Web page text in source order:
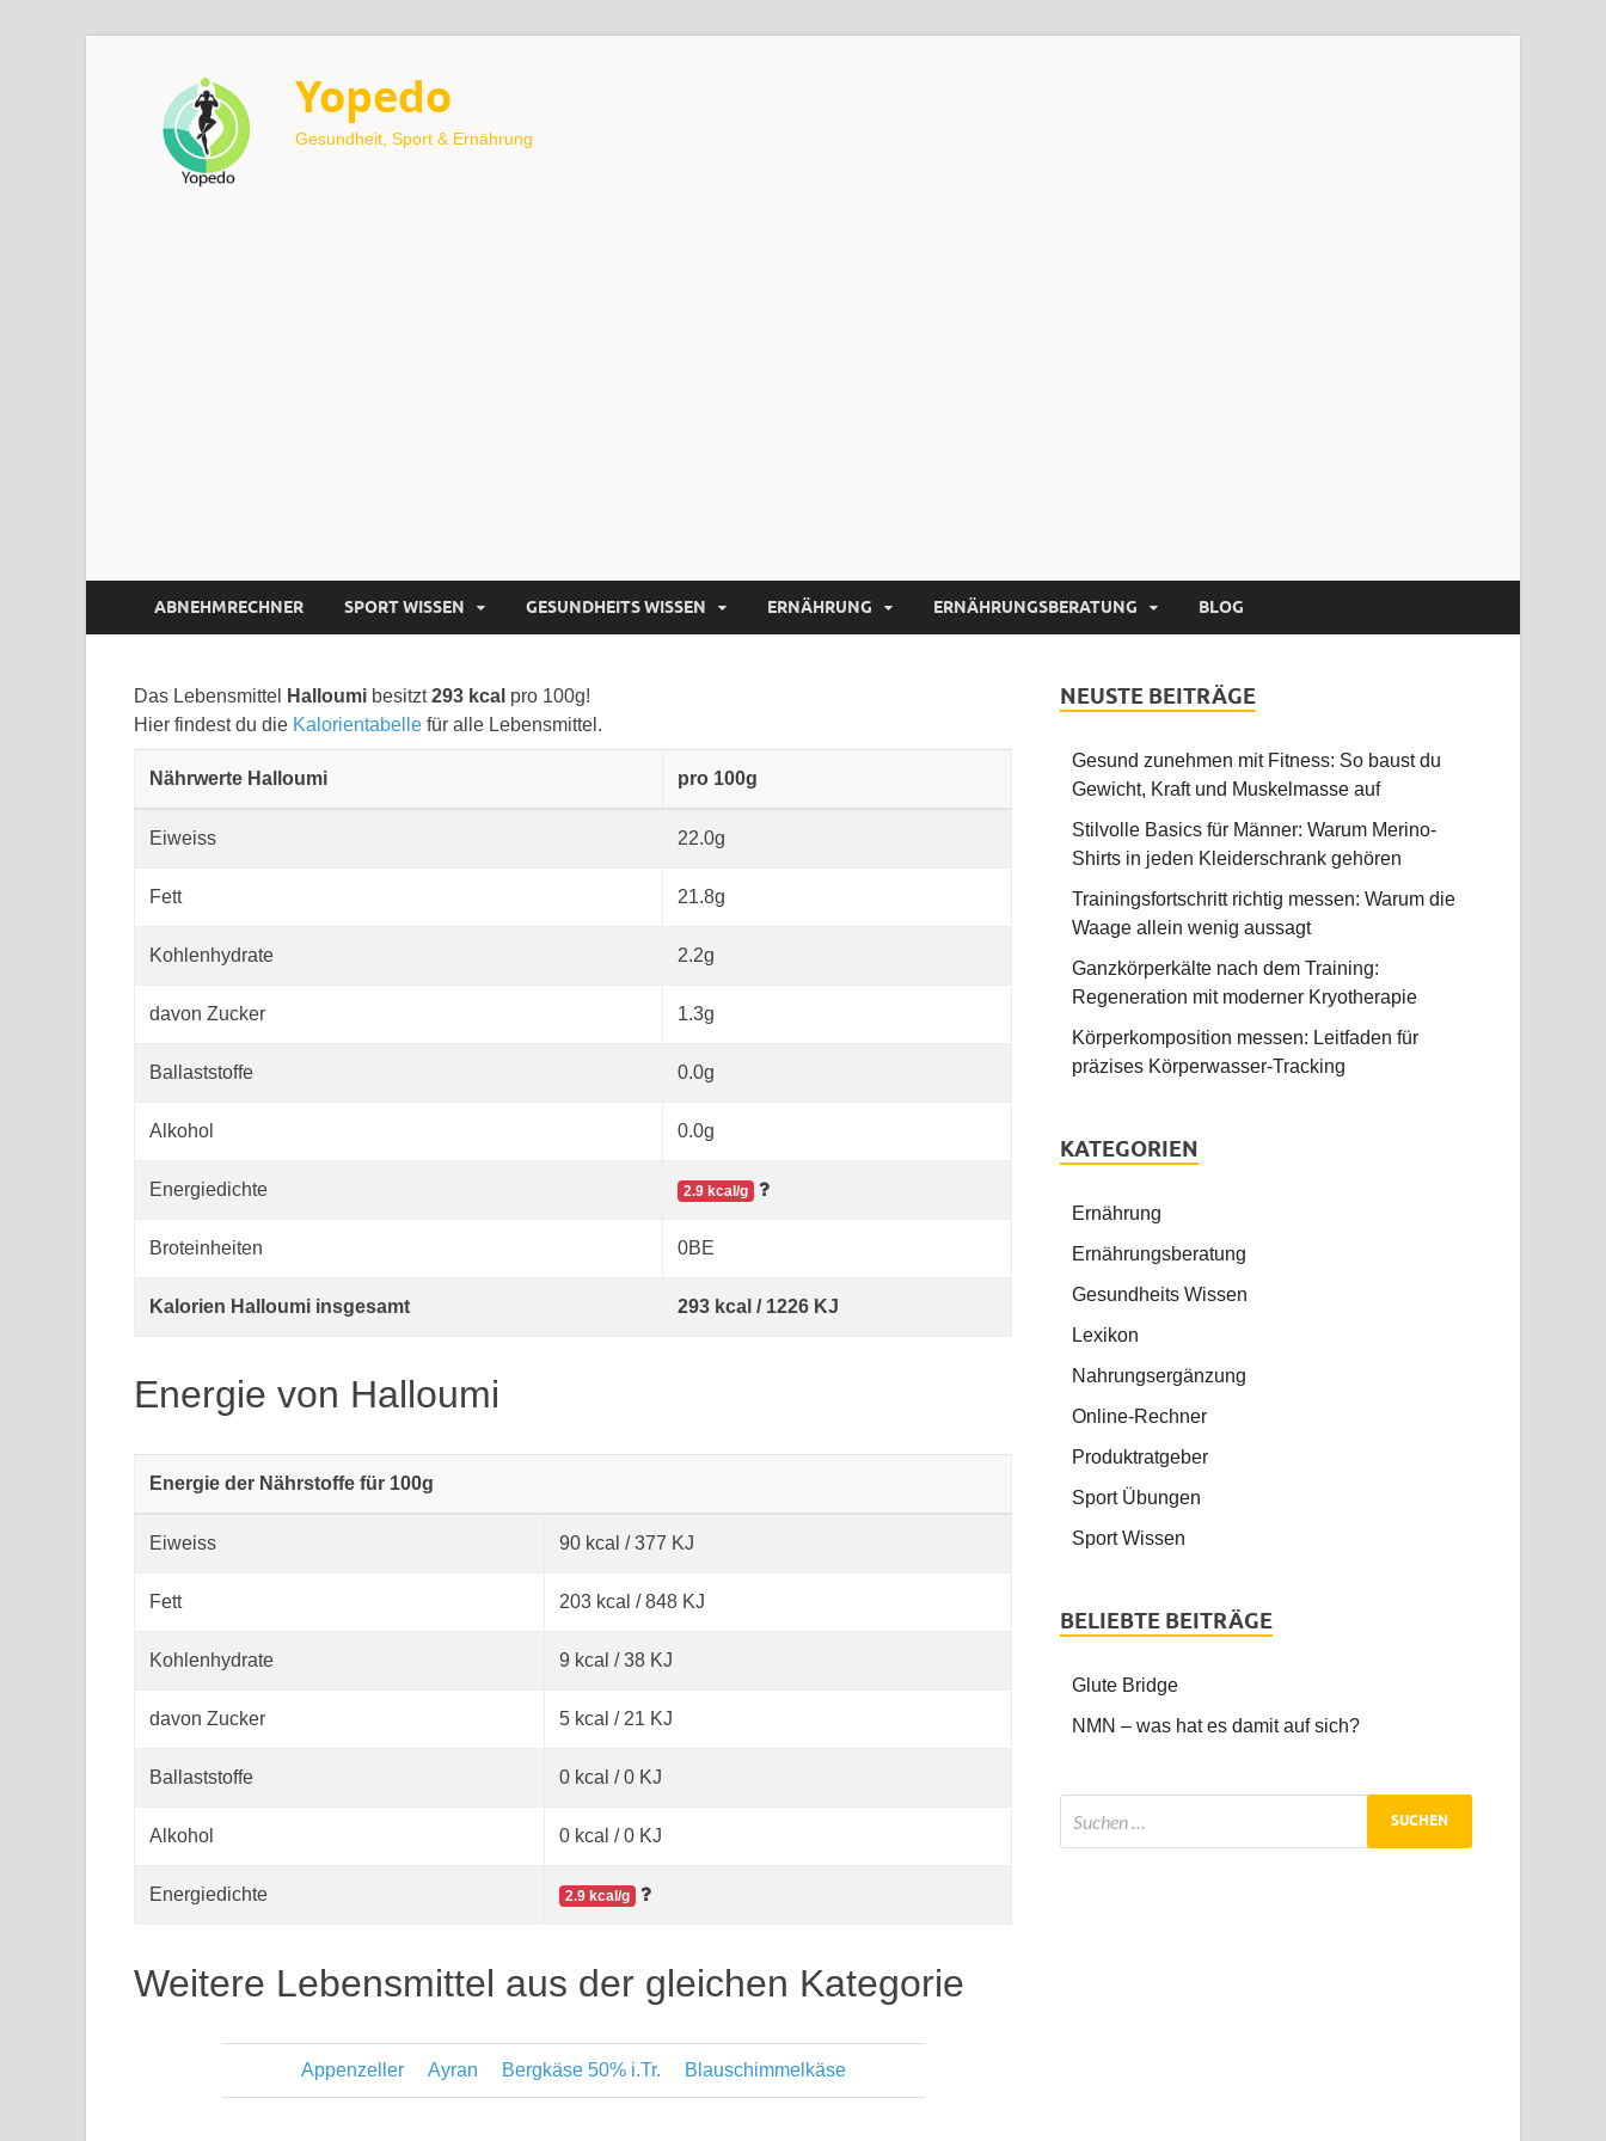
Yopedo
Gesundheit, Sport & Ernährung
ABNEHMRECHNER SPORT WISSEN GESUNDHEITS WISSEN ERNÄHRUNG ERNÄHRUNGSBERATUNG BLOG
Das Lebensmittel Halloumi besitzt293 kcal pro 100g!
Hier findest du die Kalorientabelle für alle Lebensmittel.
Nährwerte Halloumi pro 100g
Eiweiss 22.0g
Fett 21.8g
Kohlenhydrate 2.2g
davon Zucker 1.3g
Ballaststoffe 0.0g
Alkohol 0.0g
Energiedichte 2.9 kcal/g
Broteinheiten 0BE
Kalorien Halloumi insgesamt 293 kcal / 1226 KJ
Energie von Halloumi
Energie der Nährstoffe für 100g
Eiweiss 90 kcal / 377 KJ
Fett 203 kcal / 848 KJ
Kohlenhydrate 9 kcal / 38 KJ
davon Zucker 5 kcal / 21 KJ
Ballaststoffe 0 kcal / 0 KJ
Alkohol 0 kcal / 0 KJ
Energiedichte 2.9 kcal/g
Weitere Lebensmittel aus der gleichen Kategorie
Appenzeller Ayran Bergkäse 50% i.Tr. Blauschimmelkäse
NEUSTE BEITRÄGE
Gesund zunehmen mit Fitness: So baust du
Gewicht, Kraft und Muskelmasse auf
Stilvolle Basics für Männer: Warum Merino-
Shirts in jeden Kleiderschrank gehören
Trainingsfortschritt richtig messen: Warum die
Waage allein wenig aussagt
Ganzkörperkälte nach dem Training:
Regeneration mit moderner Kryotherapie
Körperkomposition messen: Leitfaden für
präzises Körperwasser-Tracking
KATEGORIEN
Ernährung
Ernährungsberatung
Gesundheits Wissen
Lexikon
Nahrungsergänzung
Online-Rechner
Produktratgeber
Sport Übungen
Sport Wissen
BELIEBTE BEITRÄGE
Glute Bridge
NMN – was hat es damit auf sich?